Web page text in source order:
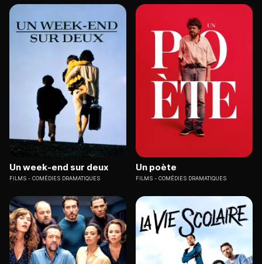
Un week-end sur deux
FILMS COMÉDIES DRAMATIQUES
Un poète
FILMS COMÉDIES DRAMATIQUES